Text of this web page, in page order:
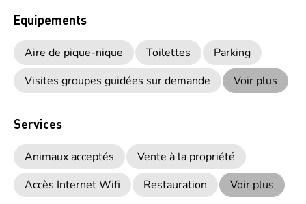
Equipements
Aire de pique-nique Toilettes
Parking
Visites groupes guidées sur demande
Voir plus
Services
Animaux acceptés
Vente à la propriété
Accès Internet Wifi
Restauration Voir plus